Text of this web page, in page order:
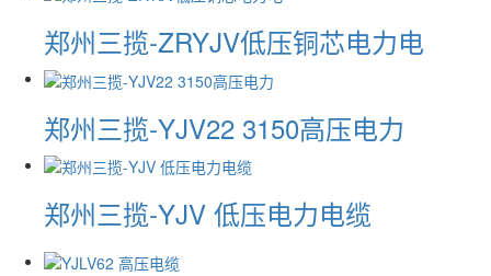
郑州三揽-ZRYJV低压铜芯电力电
郑州三揽-YJV22 3150高压电力
郑州三揽-YJV 低压电力电缆